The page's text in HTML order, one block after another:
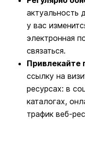
актуальность
у вас
электронная
связаться.
Привлекайте
ссылку на
ресурсах: в
каталогах,
трафик веб-